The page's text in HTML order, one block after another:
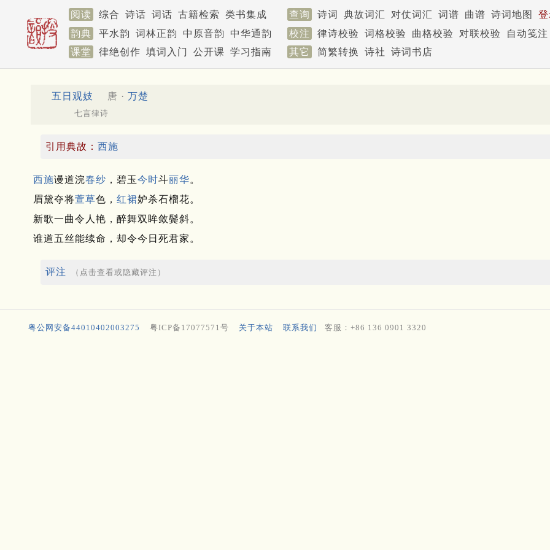
阅读 综合 诗话 词话 古籍检索 类书集成 查询 诗词 典故词汇 对仗词汇 词谱 曲谱 诗词地图
韵典
平水韵 词林正韵 中原音韵 中华通韵 校注 律诗校验 词格校验 曲格校验 对联校验
自动笺注
课堂
律绝创作 填词入门 公开课 学习指南 其它 简繁转换 诗社 诗词书店
五日观妓 唐 · 万楚
七言律诗
引用典故： 西施
西施谩道浣春纱 ，碧玉今时斗丽华。
眉黛夺将萱草色， 红裙妒杀石榴花。
新歌一曲令人艳，醉舞双眸敛鬓斜。
谁道五丝能续命，却令今日死君家。
评注 （点击查看或隐藏评注）
粤公网安备44010402003275 粤ICP备17077571号 关于本站 联系我们 客服：+86 136 0901 3320